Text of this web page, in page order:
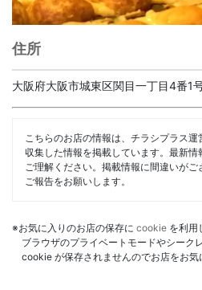
住所
大阪府大阪市城東区関目一丁目4番1
こちらのお店の情報は、チラシプラス
収集した情報を掲載しています。最新
ご理解ください。掲載情報に間違いがご
ご報告をお願いします。
※お気に入りのお店の保存に cookie を利用
ブラウザのプライベートモードやシーク
cookie が保存されませんのでお店をお気